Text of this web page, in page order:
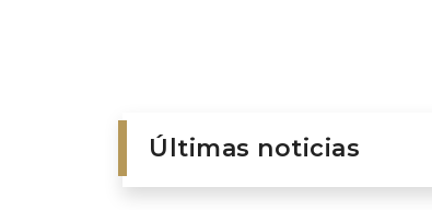
Últimas noticias